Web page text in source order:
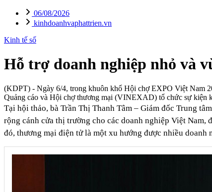
06/08/2026
kinhdoanhvaphattrien.vn
Kinh tế số
Hỗ trợ doanh nghiệp nhỏ và
(KDPT) - Ngày 6/4, trong khuôn khổ Hội chợ EXPO Việt Nam
Quảng cáo và Hội chợ thương mại (VINEXAD) tổ chức sự kiện
Tại hội thảo, bà Trần Thị Thanh Tâm – Giám đốc Trung
rộng cánh cửa thị trường cho các doanh nghiệp Việt
đó, thương mại điện tử là một xu hướng được nhiều doanh